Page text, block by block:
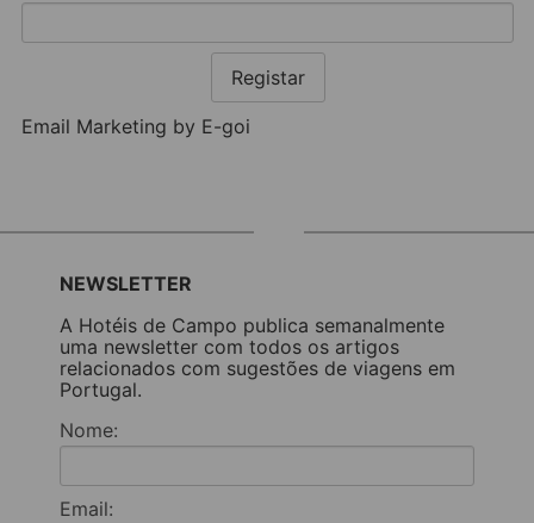
Registar
Email Marketing by E-goi
NEWSLETTER
A Hotéis de Campo publica semanalmente
uma newsletter com todos os artigos
relacionados com sugestões de viagens em
Portugal.
Nome:
Email: